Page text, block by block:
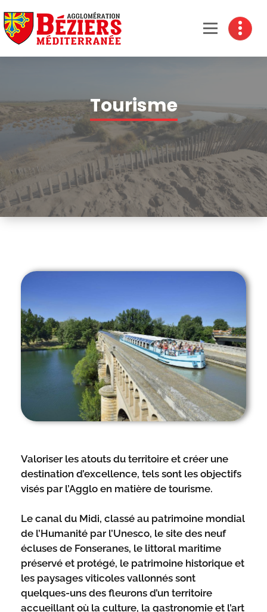
Tourisme
Accueil-
Tourisme
Valoriser les atouts du territoire et créer une
destination d’excellence, tels sont les objectifs
visés par l’Agglo en matière de tourisme.
Le canal du Midi, classé au patrimoine mondial
de l’Humanité par l’Unesco, le site des neuf
écluses de Fonseranes, le littoral maritime
préservé et protégé, le patrimoine historique et
les paysages viticoles vallonnés sont
quelques-uns des fleurons d’un territoire
accueillant où la culture, la gastronomie et l’art